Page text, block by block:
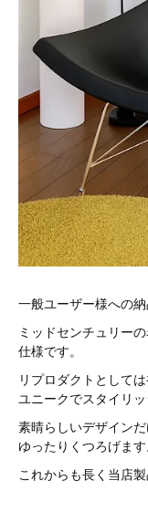
一般ユーザー様への納
ミッドセンチュリー
仕様です。
リプロダクトとして
ユニークでスタイリ
素晴らしいデザイン
ゆったりくつろげます
これからも長く当店